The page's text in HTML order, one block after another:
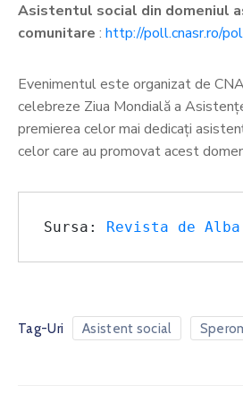
Asistentul social din domeniul
comunitare : http://poll.cnasr.ro/
Evenimentul este organizat de
celebreze Ziua Mondială a
premierea celor mai dedicați
celor care au promovat acest
Sursa: Revista de Alba
Tag-Uri Asistent social